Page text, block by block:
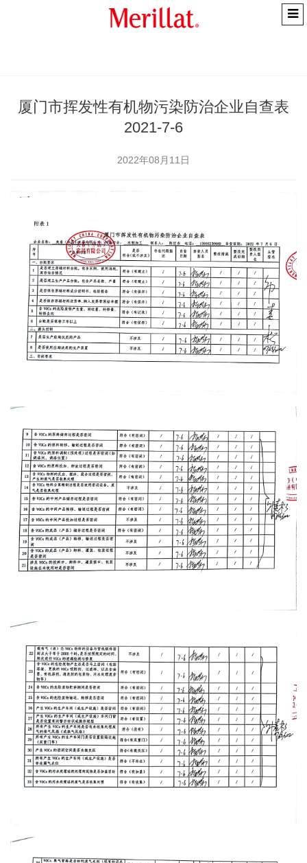
厦门市挥发性有机物污染防治企业自查表
2021-7-6
2022年08月11日